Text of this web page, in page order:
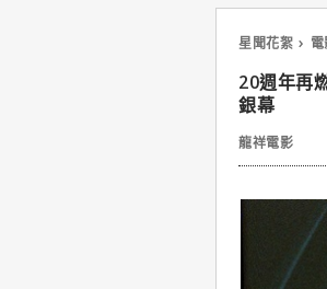
星聞花絮
20週年再
銀幕
龍祥電影